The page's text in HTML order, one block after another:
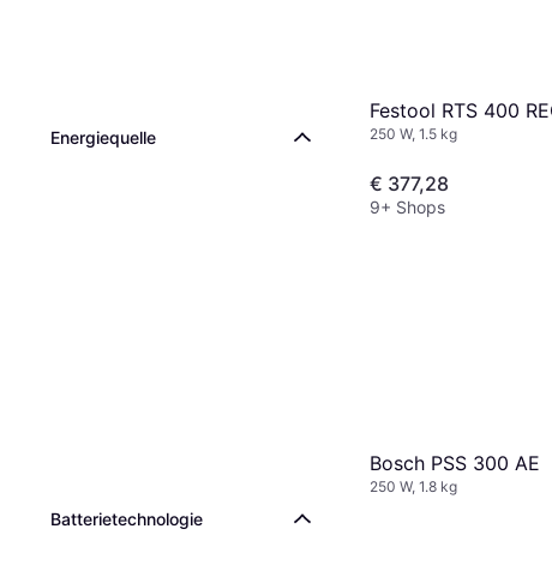
Energiequelle
Batterietechnologie
Festool RTS 400
250 W, 1.5 kg
€ 377,28
9+ Shops
Bosch PSS 300 AE
250 W, 1.8 kg